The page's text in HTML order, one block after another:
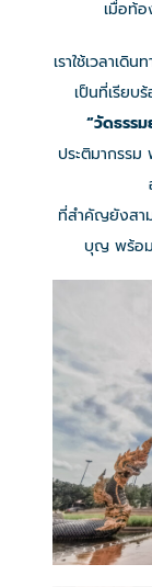
เมื่อท้
เราใช้เวลาเ
เป็นที่เรียบ
“วัดธรรม
ประติมากรร
ที่สำคัญยังสา
บุญ พร้อม